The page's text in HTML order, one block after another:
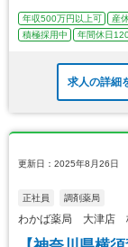
年収500万円以上可 産
積極採用中
年間休日
求人の詳細
更新日：2025年8月26日
正社員 調剤薬局
わかば薬局 大津店